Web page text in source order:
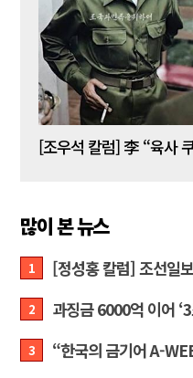
[조우석 칼럼] 李 “육사
많이 본 뉴스
1 [정성홍 칼럼] 조선일
2
3